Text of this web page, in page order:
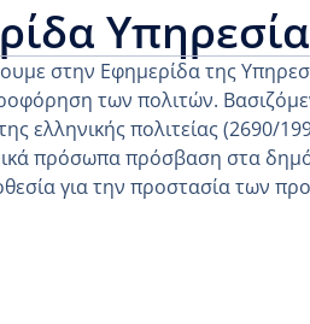
στην Εφημερίδα της
των πολιτών.
ελληνικής πολιτείας (2690/
πρόσωπα πρόσβαση στα
για την προστασία των